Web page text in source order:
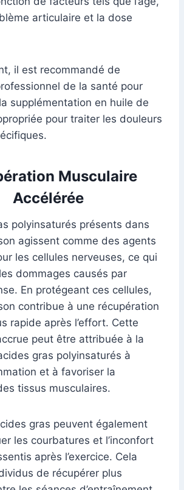
articulaire et la dose
il est recommandé de
de la santé pour
supplémentation en huile de
pour traiter les douleurs
Musculaire
Accélérée
polyinsaturés présents dans
agissent comme des agents
les cellules nerveuses, ce qui
dommages causés par
En protégeant ces cellules,
contribue à une récupération
rapide après l’effort. Cette
peut être attribuée à la
gras polyinsaturés à
et à favoriser la
tissus musculaires.
gras peuvent également
les courbatures et l’inconfort
après l’exercice. Cela
de récupérer plus